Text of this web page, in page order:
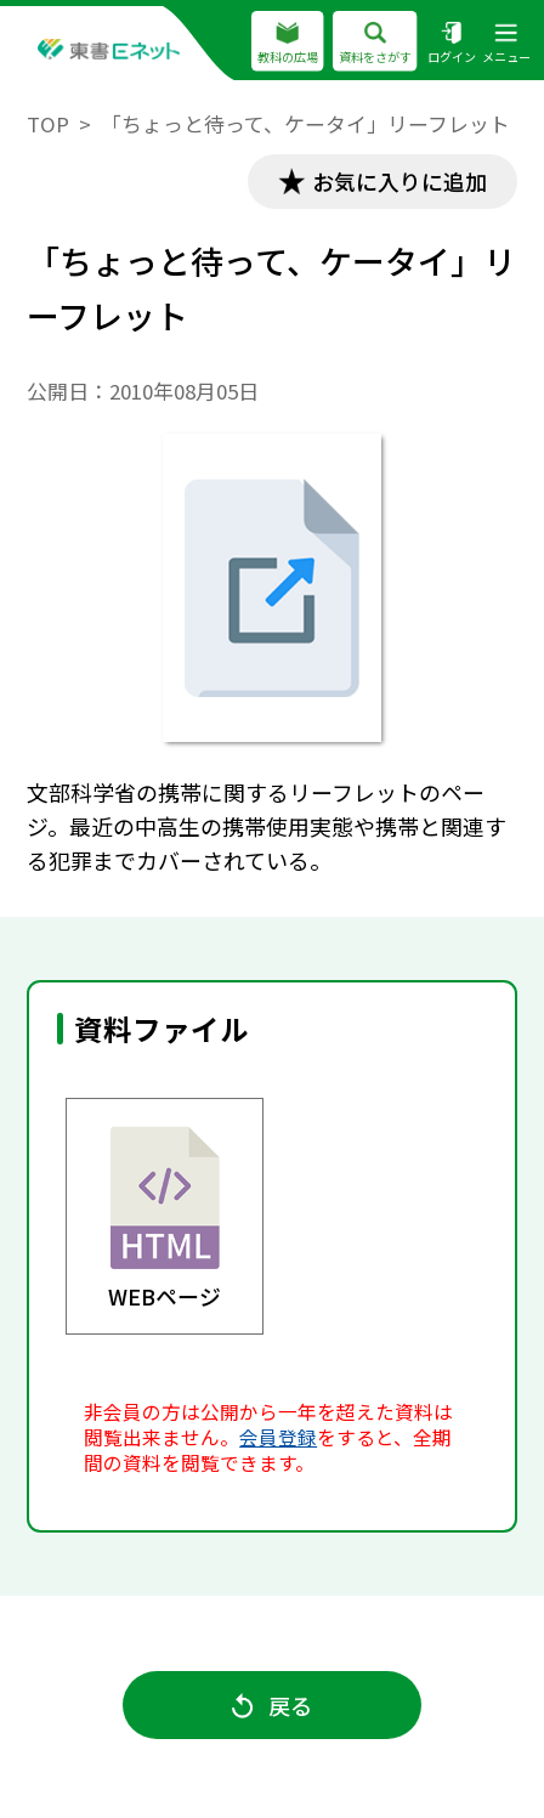
教科の広場 資料をさがす ログイン メニュー
TOP 「ちょっと待って、ケータイ」リーフレット
お気に入りに追加
「ちょっと待って、ケータイ」リ
ーフレット
公開日： 2010年08月05日
文部科学省の携帯に関するリーフレットのペー
ジ。最近の中高生の携帯使用実態や携帯と関連す
る犯罪までカバーされている。
資料ファイル
WEBページ
非会員の方は公開から一年を超えた資料は
閲覧出来ません。会員登録をすると、全期
間の資料を閲覧できます。
戻る